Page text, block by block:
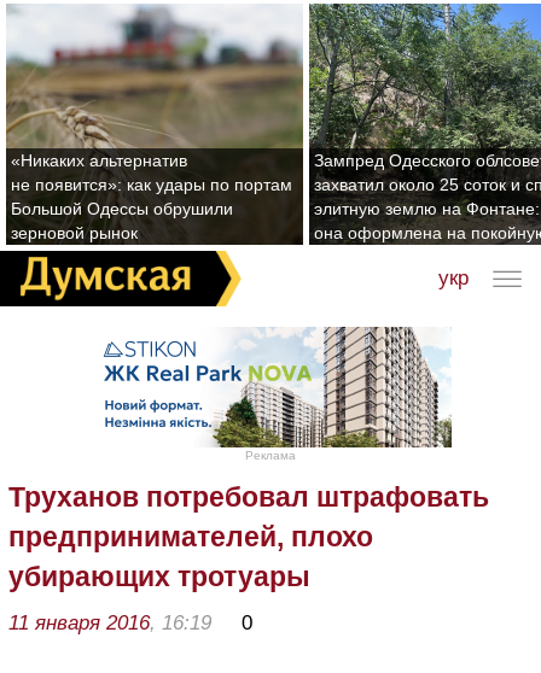
«Никаких альтернатив
не появится»: как удары по портам
Большой Одессы обрушили
зерновой рынок
Зампред Одесского
захватил около 25 соток и
элитную землю на Фонтане:
она оформлена на
укр
Реклама
Труханов потребовал штрафовать
предпринимателей, плохо
убирающих тротуары
11 января 2016, 16:19 0